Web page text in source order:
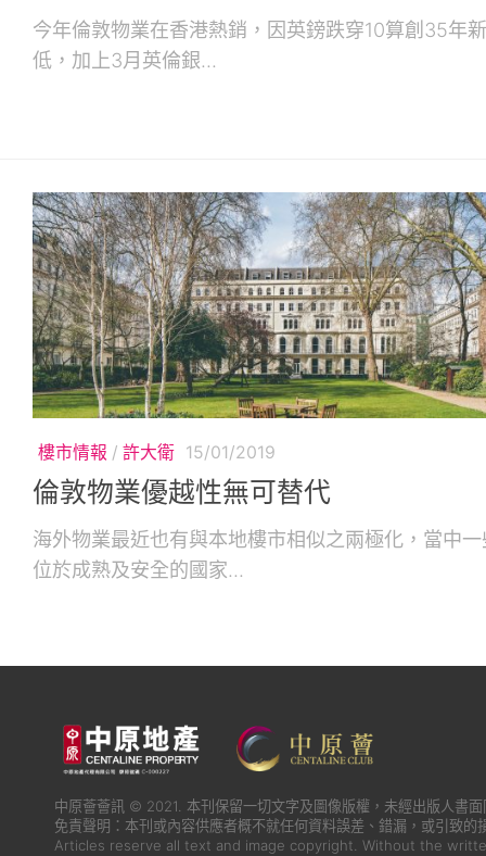
今年倫敦物業在香港熱銷，因英鎊跌穿10算創35年新
低，加上3月英倫銀...
樓市情報 / 許大衛 15/01/2019
倫敦物業優越性無可替代
海外物業最近也有與本地樓市相似之兩極化，當中一
位於成熟及安全的國家...
中原薈薈訊 © 2021. 本刊保留一切文字及圖像版權，未經出版人書
免責聲明：本刊或內容供應者概不就任何資料誤差、錯漏，或引致的
Articles reserve all text and image copyright. Without the